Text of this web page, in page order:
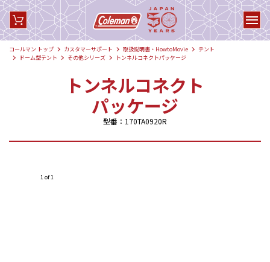
コールマン トップ カスタマーサポート 取扱説明書・HowtoMovie
テント
ドーム型テント
その他シリーズ トンネルコネクトパッケージ
トンネルコネクト
パッケージ
型番：170TA0920R
1 of 1